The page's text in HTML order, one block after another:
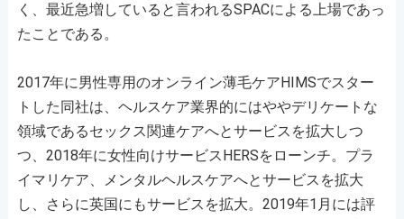
く、最近急増していると言われるSPACによる上場であっ
たことである。
2017年に男性専用のオンライン薄毛ケアHIMSでスター
トした同社は、ヘルスケア業界的にはややデリケートな
領域であるセックス関連ケアへとサービスを拡大しつ
つ、2018年に女性向けサービスHERSをローンチ。プラ
イマリケア、メンタルヘルスケアへとサービスを拡大
し、さらに英国にもサービスを拡大。2019年1月には評